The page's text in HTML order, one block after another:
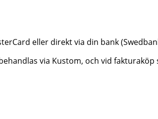
eller direkt via din bank
via Kustom, och vid